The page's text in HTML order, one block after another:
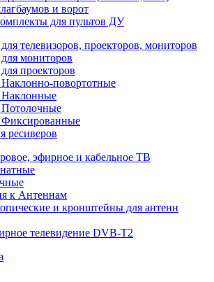
и ворот
для пультов ДУ
телевизоров, проекторов, мониторов
мониторов
проекторов
повортотные
ресиверов
эфирное и кабельное ТВ
к Антеннам
и кронштейны для антенн
телевидение DVB-Т2